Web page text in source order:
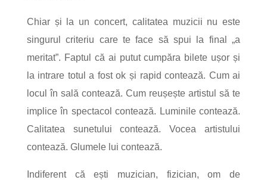
Chiar și la un concert, calitatea muzicii nu este
singurul criteriu care te face să spui la final „a
meritat”. Faptul că ai putut cumpăra bilete ușor și
la intrare totul a fost ok și rapid contează. Cum ai
locul în sală contează. Cum reușește artistul să te
implice în spectacol contează. Luminile contează.
Calitatea sunetului contează. Vocea artistului
contează. Glumele lui contează.
Indiferent că ești muzician, fizician, om de